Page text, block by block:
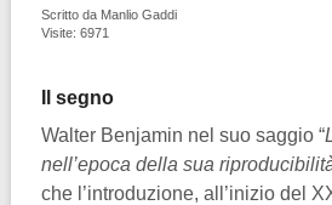
Scritto da Manlio Gaddi
Visite: 6971
Il segno
Walter Benjamin nel suo saggio “
nell’epoca della sua
che l’introduzione, all’inizio del